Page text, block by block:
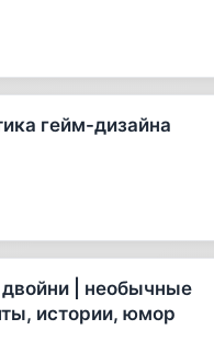
гейм-дизайна
| необычные
истории, юмор